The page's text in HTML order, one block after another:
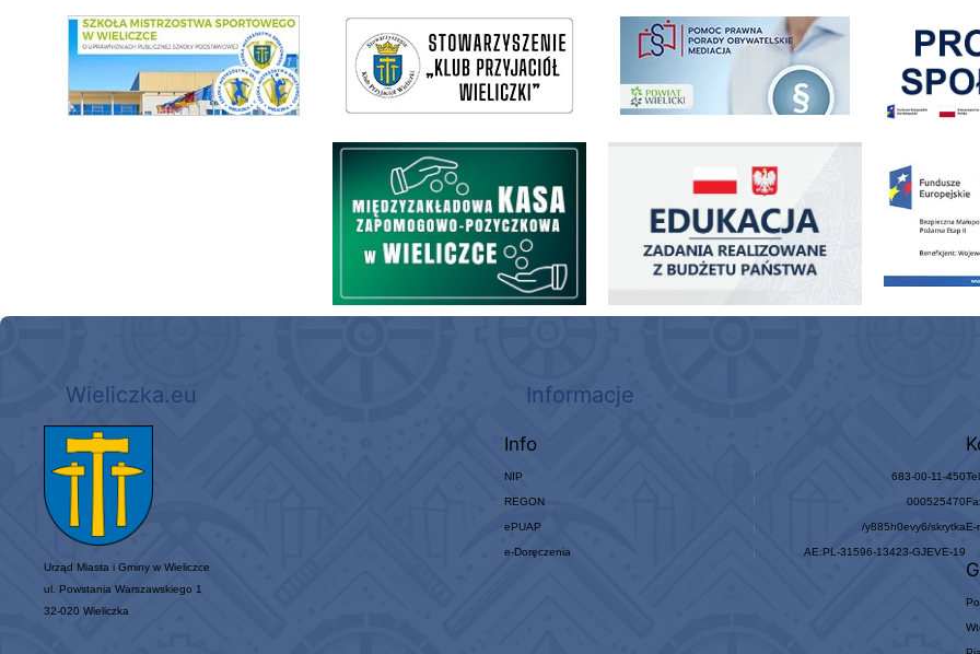
link do SMS Wieliczka wieliczka-wieliczanie na bis pomoc prawna wieliczka
Międzyzakładowa Kasa Zapomogowo - Pożyczkowa
Zakup
Wieliczka.eu
Urząd Miasta i Gminy w Wieliczce
ul. Powstania Warszawskiego 1
32-020 Wieliczka
Informacje
Info
NIP 683-00-11-450
REGON 000525470
ePUAP /y885h0evy6/skrytka
e-Doręczenia AE:PL-31596-13423-GJEVE-19
E-